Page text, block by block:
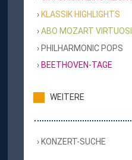
KLASSIK HIGHLIGHTS
ABO MOZART
PHILHARMONIC POPS
BEETHOVEN-TAGE
WEITERE
KONZERT-SUCHE